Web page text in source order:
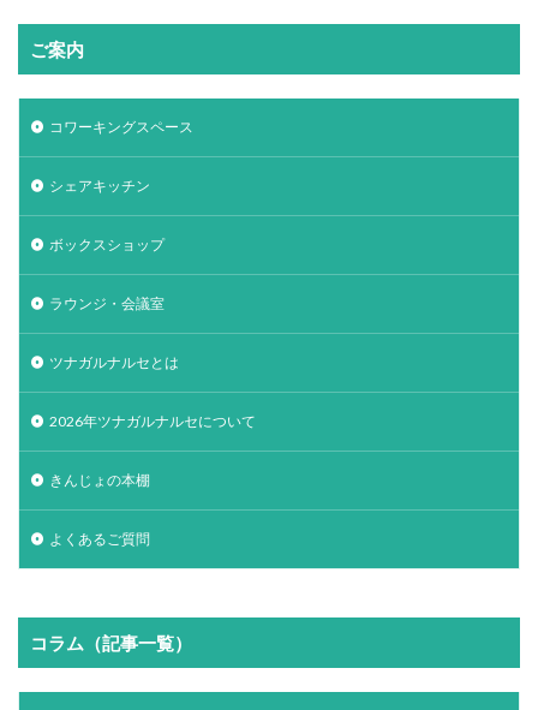
ご案内
コワーキングスペース
シェアキッチン
ボックスショップ
ラウンジ・会議室
ツナガルナルセとは
2026年ツナガルナルセについて
きんじょの本棚
よくあるご質問
コラム（記事一覧）